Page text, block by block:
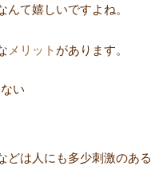
て嬉しいですよね。
メリット があります。
い
どは人にも多少刺激のある